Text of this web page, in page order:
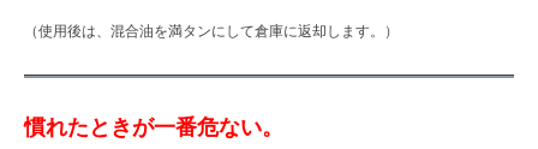
（使用後は、混合油を満タンにして倉庫に返却します。）
慣れたときが一番危ない。